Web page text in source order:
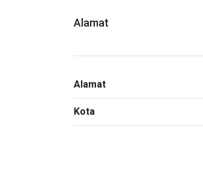
Alamat
Alamat
Kota